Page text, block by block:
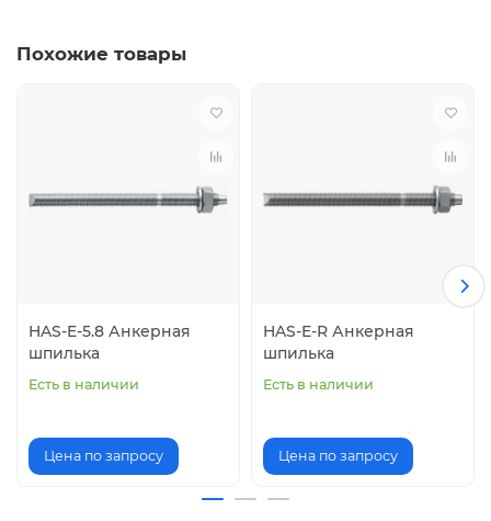
Похожие товары
HAS-E-5.8 Анкерная
шпилька
Есть в наличии
Цена по запросу
HAS-E-R Анкерная
шпилька
Есть в наличии
Цена по запросу